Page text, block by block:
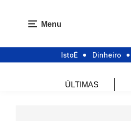
Menu
IstoÉ Dinheiro
ÚLTIMAS